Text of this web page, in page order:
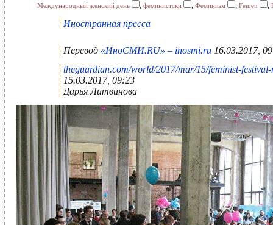
Международный женский день
, феминистски , Феминизм , Femen ,
Иностранная пресса
Перевод «ИноСМИ.RU» – inosmi.ru 16.03.2017,
theguardian.com/world/2017/mar/15/feminist-
15.03.2017, 09:23
Дарья Литвинова